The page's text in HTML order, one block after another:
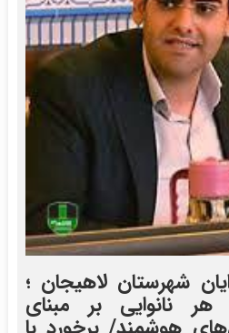
شهرستان لاهیجان ؛
نانوایی بر مبنای